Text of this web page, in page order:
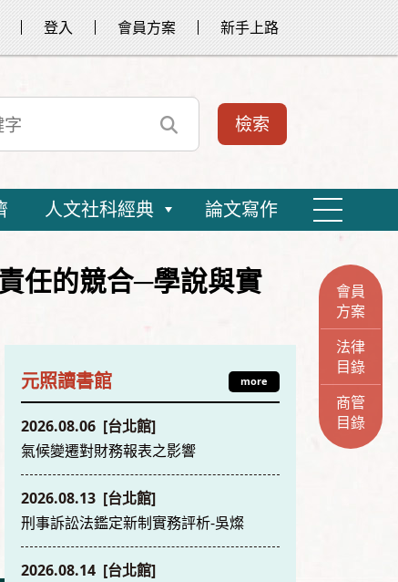
登入 會員方案 新手上路
人文社科經典 論文寫作
任的競合─學說與實
元照讀書館 more
2026.08.06 [台北館]
氣候變遷對財務報表之影響
2026.08.13 [台北館]
刑事訴訟法鑑定新制實務評析-吳燦
2026.08.14 [台北館]
會員
方案
法律
目錄
商管
目錄